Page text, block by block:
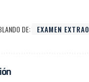
DE: EXAMEN